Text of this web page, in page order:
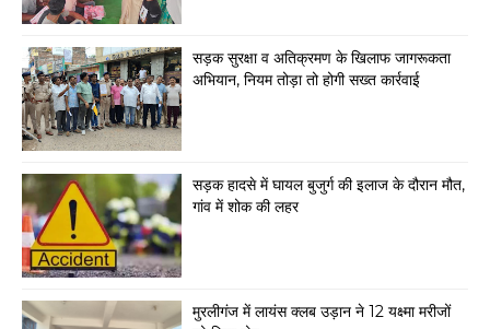
सड़क सुरक्षा व अतिक्रमण के खिलाफ जागरूकता
अभियान, नियम तोड़ा तो होगी सख्त कार्रवाई
सड़क हादसे में घायल बुजुर्ग की इलाज के दौरान मौत,
गांव में शोक की लहर
मुरलीगंज में लायंस क्लब उड़ान ने 12 यक्ष्मा मरीजों